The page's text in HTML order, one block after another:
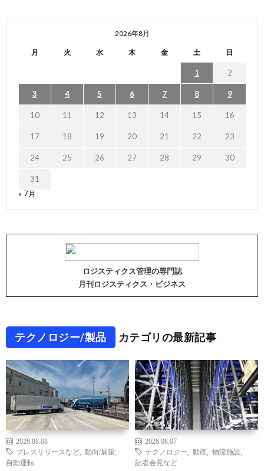
2026年8月
月 火 水 木 金 土 日
1 2
3 4 5 6 7 8 9
10 11 12 13 14 15 16
17 18 19 20 21 22 23
24 25 26 27 28 29 30
31
« 7月
ロジスティクス管理の専門誌
月刊ロジスティクス・ビジネス
テクノロジー/製品 カテゴリの最新記事
2026.08.08
プレスリリースなど
動向/展望
自動運転
2026.08.07
テクノロジー
動画 物流施設
記者会見など